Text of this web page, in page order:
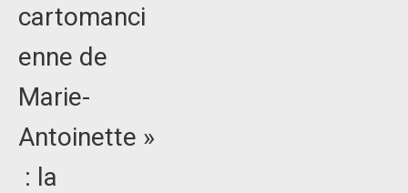
cartomanci
enne de
Marie-
Antoinette »
: la